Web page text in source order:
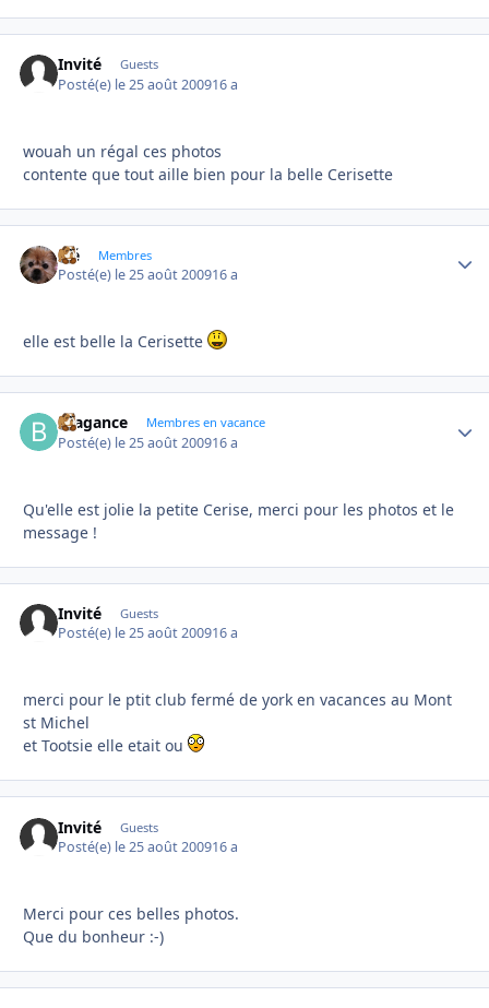
Invité Guests
Posté(e) le 25 août 200916 a
wouah un régal ces photos
contente que tout aille bien pour la belle Cerisette
élé Membres
Posté(e) le 25 août 200916 a
elle est belle la Cerisette
Bragance Membres en vacance
Posté(e) le 25 août 200916 a
Qu'elle est jolie la petite Cerise, merci pour les photos et le
message !
Invité Guests
Posté(e) le 25 août 200916 a
merci pour le ptit club fermé de york en vacances au Mont
st Michel
et Tootsie elle etait ou
Invité Guests
Posté(e) le 25 août 200916 a
Merci pour ces belles photos.
Que du bonheur :-)